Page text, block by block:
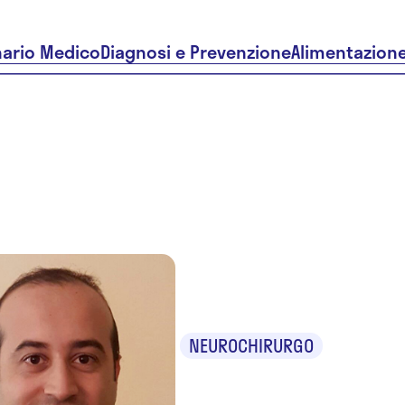
MedicoDiagnosi e Prevenzione
NEUROCHIRURGO